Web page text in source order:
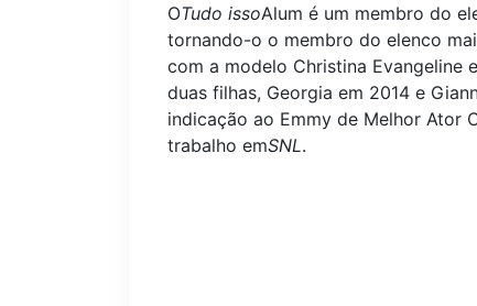
OTudo issoAlum é um membro do
tornando-o o membro do elenco
com a modelo Christina Evangeline
duas filhas, Georgia em 2014 e
indicação ao Emmy de Melhor Ator
trabalho emSNL.